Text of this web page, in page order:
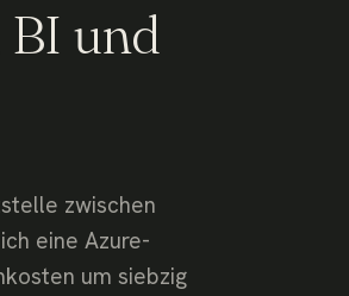
und
zwischen
eine Azure-
um siebzig